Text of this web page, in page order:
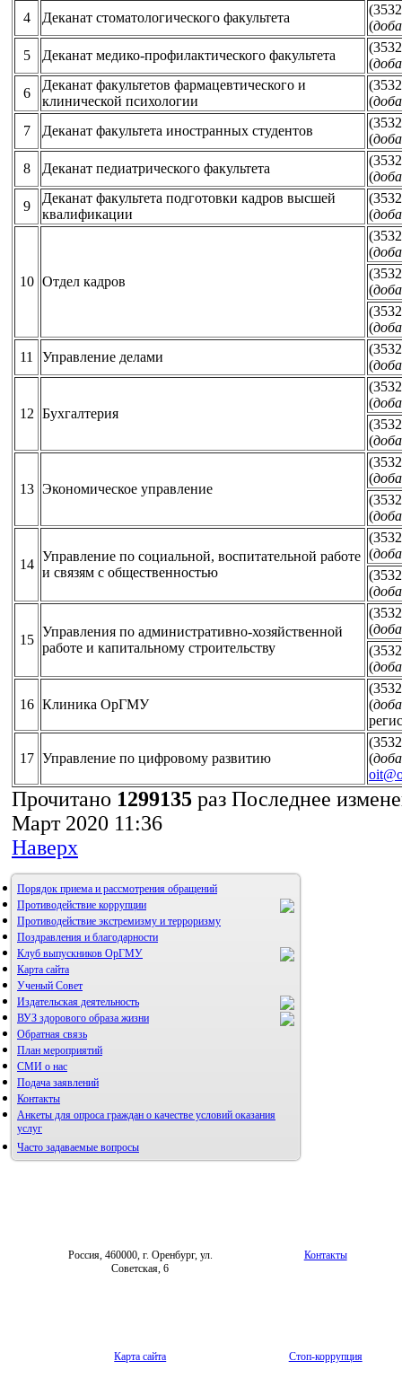
4
Деканат стоматологического факультета
(
5
Деканат медико-профилактического факультета
(
6
Деканат факультетов фармацевтического и
клинической психологии
(
7
Деканат факультета иностранных студентов
(
8
Деканат педиатрического факультета
(
9
Деканат факультета подготовки кадров высшей
квалификации
(
10 Отдел кадров
(
(
(
11
Управление делами
(
12 Бухгалтерия
(
(
13 Экономическое управление
(
(
14
Управление по социальной, воспитательной работе
и связям с общественностью
(
(
15
Управления по административно-хозяйственной
работе и капитальному строительству
(
(
16 Клиника ОрГМУ
(
17 Управление по цифровому развитию
(
Прочитано 1299135 раз Последнее
Март 2020 11:36
Наверх
Порядок приема и рассмотрения обращений
Противодействие коррупции
Противодействие экстремизму и терроризму
Поздравления и благодарности
Клуб выпускников ОрГМУ
Карта сайта
Ученый Совет
Издательская деятельность
Альманах молодой науки
ВУЗ здорового образа жизни
Фотогалерея
Обратная связь
План мероприятий
СМИ о нас
Подача заявлений
Контакты
Анкеты для опроса граждан о качестве условий оказания
услуг
Часто задаваемые вопросы
Россия, 460000, г. Оренбург, ул.
Советская, 6
Контакты
Карта сайта Стоп-коррупция